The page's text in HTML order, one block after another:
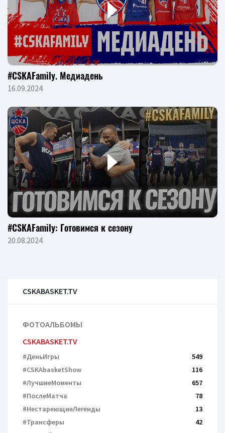
#CSKAFamily. Медиадень
16.09.2024
#CSKAFamily: Готовимся к сезону
20.08.2024
CSKABASKET.TV
ФОТОАЛЬБОМЫ
CSKABASKET.TV
#ДеньИгры
549
#CSKAbasketShow
116
#ЛучшиеМоменты
657
#ПослеМатча
78
#НестареющиеЛегенды
13
#Трансферы
42